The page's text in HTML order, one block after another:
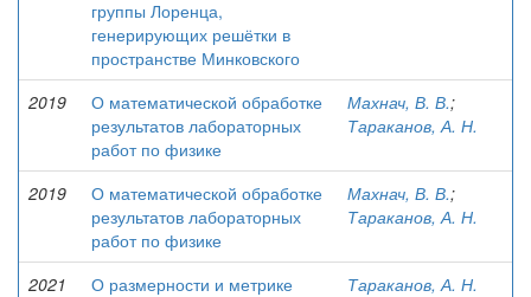
группы Лоренца,
генерирующих решётки в
пространстве Минковского
2019
О математической обработке
результатов лабораторных
работ по физике
Махнач, В. В.;
Тараканов, А. Н.
2019
О математической обработке
результатов лабораторных
работ по физике
Махнач, В. В.;
Тараканов, А. Н.
2021
О размерности и метрике
Тараканов, А. Н.